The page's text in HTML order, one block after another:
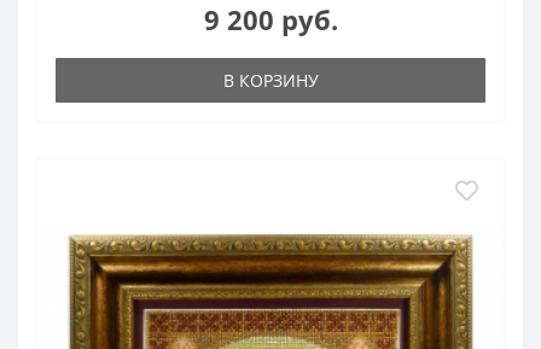
9 200 руб.
В КОРЗИНУ